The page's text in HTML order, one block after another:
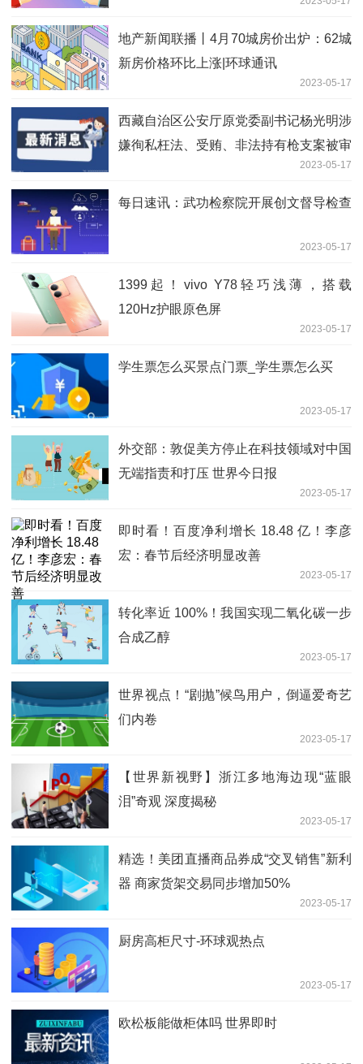
地产新闻联播丨4月70城房价出炉：62城
新房价格环比上涨|环球通讯
2023-05-17
西藏自治区公安厅原党委副书记杨光明涉
嫌徇私枉法、受贿、非法持有枪支案被审
2023-05-17
每日速讯：武功检察院开展创文督导检查
2023-05-17
1399起！vivo Y78轻巧浅薄，搭载
120Hz护眼原色屏
2023-05-17
学生票怎么买景点门票_学生票怎么买
2023-05-17
外交部：敦促美方停止在科技领域对中国
无端指责和打压 世界今日报
2023-05-17
即时看！百度净利增长 18.48 亿！李彦
宏：春节后经济明显改善
2023-05-17
转化率近 100%！我国实现二氧化碳一步
合成乙醇
2023-05-17
世界视点！“剧抛”候鸟用户，倒逼爱奇艺
们内卷
2023-05-17
【世界新视野】浙江多地海边现“蓝眼
泪”奇观 深度揭秘
2023-05-17
精选！美团直播商品券成“交叉销售”新利
器 商家货架交易同步增加50%
2023-05-17
厨房高柜尺寸-环球观热点
2023-05-17
欧松板能做柜体吗 世界即时